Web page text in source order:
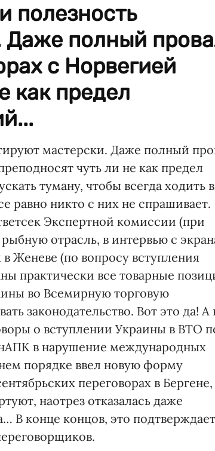
полезность
полный
с Норвегией
как предел
мастерски. Даже полный
чуть ли не как предел
туману, чтобы всегда ходить в
равно никто с них не спрашивает.
Экспертной комиссии (при
отрасль, в интервью с
Женеве (по вопросу вступления
практически все товарные
во Всемирную торговую
законодательство. Вот это да! А
о вступлении Украины в ВТО
в нарушение международных
порядке ввел новую форму
переговорах в Бергене,
наотрез отказалась даже
В конце концов, это